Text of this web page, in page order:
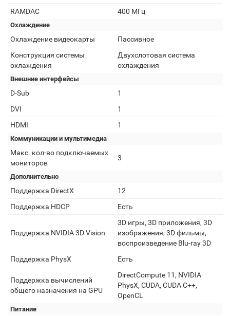
RAMDAC 400 МГц
Охлаждение
Охлаждение видеокарты
Пассивное
Конструкция системы
охлаждения
Двухслотовая система
охлаждения
Внешние интерфейсы
D-Sub
1
DVI
1
HDMI
1
Коммуникации и мультимедиа
Макс. кол-во подключаемых
мониторов
3
Дополнительно
Поддержка DirectX
12
Поддержка HDCP
Есть
Поддержка NVIDIA 3D Vision
3D игры, 3D приложения, 3D
изображения, 3D фильмы,
воспроизведение Blu-ray 3D
Поддержка PhysX
Есть
Поддержка вычислений
общего назначения на GPU
DirectCompute 11, NVIDIA
PhysX, CUDA, CUDA C++,
OpenCL
Питание